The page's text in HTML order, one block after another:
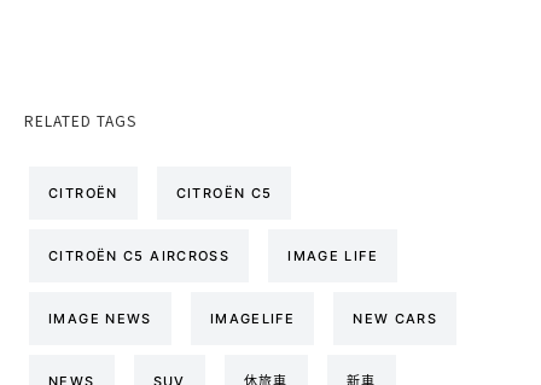
RELATED TAGS
CITROËN CITROËN C5
CITROËN C5 AIRCROSS IMAGE LIFE
IMAGE NEWS IMAGELIFE NEW CARS
NEWS SUV 休旅車 新車